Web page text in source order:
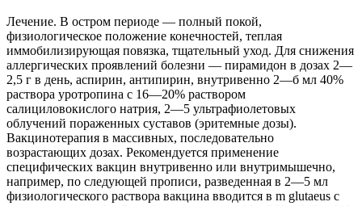
Лечение. В остром периоде — полный покой,
физиологическое положение конечностей, теплая
иммобилизирующая повязка, тщательный уход. Для снижения
аллергических проявлений болезни — пирамидон в дозах 2—
2,5 г в день, аспирин, антипирин, внутривенно 2—б мл 40%
раствора уротропина с 16—20% раствором
салициловокислого натрия, 2—5 ультрафиолетовых
облучений пораженных суставов (эритемные дозы).
Вакцинотерапия в массивных, последовательно
возрастающих дозах. Рекомендуется применение
специфических вакцин внутривенно или внутримышечно,
например, по следующей прописи, разведенная в 2—5 мл
физиологического раствора вакцина вводится в m glutaeus с